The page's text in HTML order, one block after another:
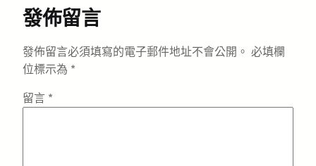
發佈留言
發佈留言必須填寫的電子郵件地址不會公開。 必填欄
位標示為 *
留言 *